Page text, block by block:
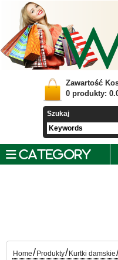
Zawartość
0 produkty:
Szukaj
CATEGORY
Home/ Produkty/ Kurtki damskie